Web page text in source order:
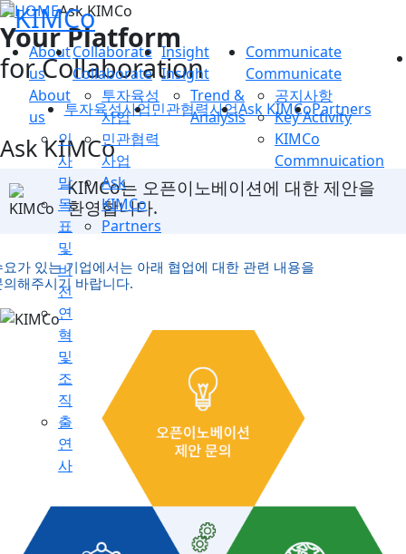
About
us
About
us
인
사
말
목
표
및
비
전
연
혁
및
조
직
출
연
사
Collaborate
Collaborate
투자육성
사업
민관협력
사업
Ask
KIMCo
Partners
Insight
Insight
Trend &
Analysis
Communicate
Communicate
공지사항
Key Activity
KIMCo
Commnuication
Ask KIMCo
Your Platform
for Collaboration
투자육성사업민관협력사업Ask KIMCoPartners
Ask KIMCo
KIMCo는 오픈이노베이션에 대한 제안을
환영합니다.
요가 있는 기업에서는 아래 협업에 대한 관련 내용을
의해주시기 바랍니다.